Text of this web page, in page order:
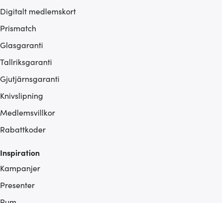
Digitalt medlemskort
Prismatch
Glasgaranti
Tallriksgaranti
Gjutjärnsgaranti
Knivslipning
Medlemsvillkor
Rabattkoder
Inspiration
Kampanjer
Presenter